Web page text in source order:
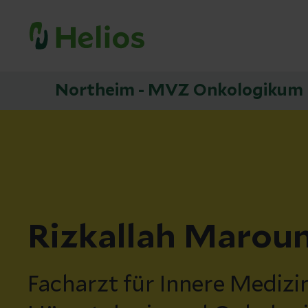
Northeim - MVZ Onkologikum
Rizkallah
Facharzt für Innere